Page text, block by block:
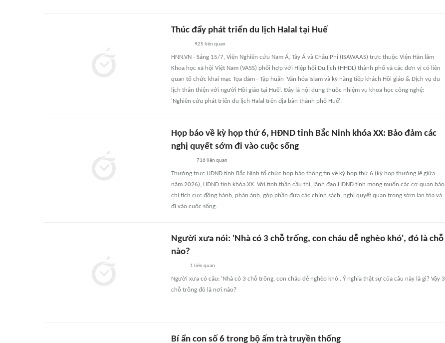
Thúc đẩy phát triển du lịch Halal tại Huế
925 liên quan
HNN.VN - Sáng 15/7, Viện Nghiên cứu Nam Á, Tây Á và Châu Phi (ISAWAAS) trực thuộc Viện Hàn lâm
Khoa học xã hội Việt Nam (VASS) phối hợp với Hiệp hội Du lịch (HHDL) thành phố và các đơn vị có liên
quan tổ chức khai mạc Tọa đàm - Tập huấn 'Văn hóa Islam và kỹ năng tiếp khách Hồi giáo & Dịch vụ du
lịch thân thiện với người Hồi giáo tại Huế'. Đây là nội dung thuộc nhiệm vụ khoa học công nghệ:
'Nghiên cứu phát triển du lịch Halal trên địa bàn thành phố Huế'.
Họp báo về kỳ họp thứ 6, HĐND tỉnh Bắc Ninh khóa XX: Bảo đảm các
nghị quyết sớm đi vào cuộc sống
716 liên quan
Thường trực HĐND tỉnh Bắc Ninh tổ chức họp báo thông tin về kỳ họp thứ 6 (kỳ họp thường lệ giữa
năm 2026), HĐND tỉnh khóa XX. Với tinh thần cầu thị, lãnh đạo HĐND tỉnh mong muốn các cơ quan báo
chí tích cực đồng hành, phản ánh, góp phần đưa các chính sách, nghị quyết quan trọng sớm lan tỏa và
đi vào cuộc sống.
Người xưa nói: 'Nhà có 3 chỗ trống, con cháu dễ nghèo khó', đó là chỗ
nào?
1 liên quan
Người xưa có câu: 'Nhà có 3 chỗ trống, con cháu dễ nghèo khó'. Ý nghĩa thật sự của câu này là gì? Vậy 3
chỗ trống đó là nơi nào?
Bí ẩn con số 6 trong bộ ấm trà truyền thống